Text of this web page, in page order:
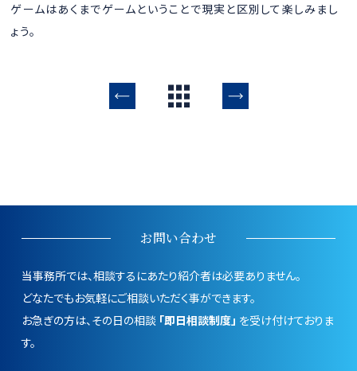
ゲームはあくまでゲームということで現実と区別して楽しみまし
ょう。
お問い合わせ
当事務所では、相談するにあたり紹介者は必要ありません。
どなたでもお気軽にご相談いただく事ができます。
お急ぎの方は、その日の相談 「即日相談制度」 を受け付けておりま
す。